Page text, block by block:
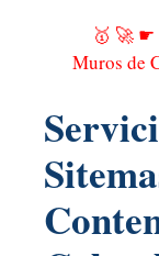
🥇 🚀 ☛
Muros de